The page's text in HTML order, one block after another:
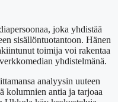
joka yhdistää
sisällöntuotantoon. Hänen
toimija voi rakentaa
yhdistelmänä.
analyysin uuteen
kolumnien antia ja tarjoaa